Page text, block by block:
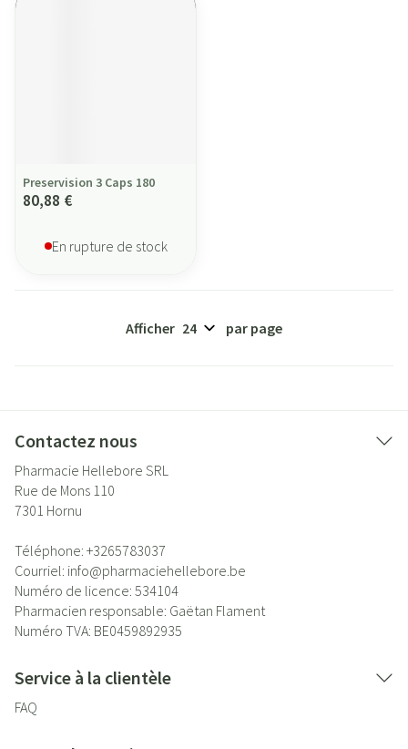
Preservision 3 Caps 180
80,88 €
En rupture de stock
Afficher par page
Contactez nous
Pharmacie Hellebore SRL
Rue de Mons 110
7301 Hornu
Téléphone: +3265783037
Courriel: info@pharmaciehellebore.be
Numéro de licence: 534104
Pharmacien responsable: Gaëtan Flament
Numéro TVA: BE0459892935
Service à la clientèle
FAQ